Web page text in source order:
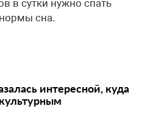
в сутки нужно спать
сна.
интересной, куда